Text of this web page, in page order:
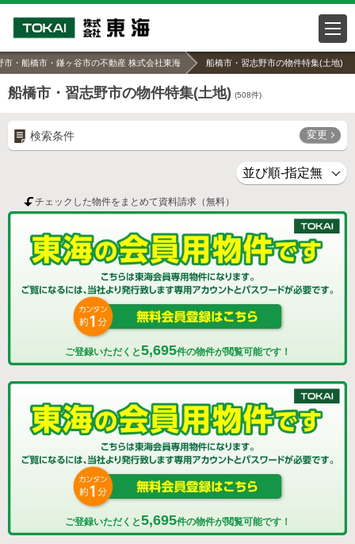
市・船橋市・鎌ヶ谷市の不動産 株式会社東海 船橋市・習志野市の物件特集(土地)
船橋市・習志野市の物件特集(土地) (508件)
検索条件 変更
チェックした物件をまとめて資料請求（無料）
ご登録いただくと5,695件の物件が閲覧可能です！
ご登録いただくと5,695件の物件が閲覧可能です！